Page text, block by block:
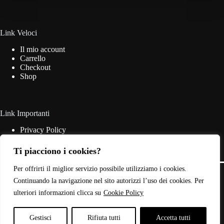
Ti piacciono i cookies?
Per offrirti il miglior servizio possibile utilizziamo i cookies.
Continuando la navigazione nel sito autorizzi l’uso dei cookies. Per
ulteriori informazioni clicca su Cookie Policy
Gestisci Rifiuta tutti Accetta tutti
pagina
prodotto
Link Veloci
Il mio account
Carrello
Checkout
Shop
Link Importanti
Privacy Policy
Termini & Condizioni
Contatti
© 2026 - Web Powered byDylog Italia S.p.A.